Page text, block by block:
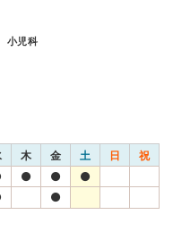
小児科
木 金 土 日 祝